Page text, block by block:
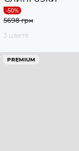
5698 грн
3 цвета
PREMIUM